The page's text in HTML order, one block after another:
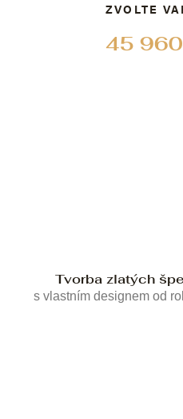
45
ZVOLTE
Tvorba zlatých
s vlastním designem od